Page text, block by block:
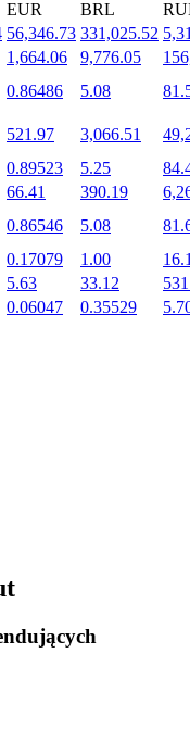
BTR
EUR BRL
56,346.73 331,025.52
1,664.06 9,776.05
0.86486 5.08
521.97 3,066.51
0.89523 5.25
66.41 390.19
0.86546 5.08
0.17079 1.00
5.63 33.12
0.06047 0.35529